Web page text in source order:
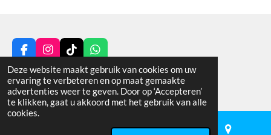
Deze website maakt gebruik van cookies om uw
ervaring te verbeteren en op maat gemaakte
advertenties weer te geven. Door op ‘Accepteren’
te klikken, gaat u akkoord met het gebruik van alle
cookies.
F
c
e
b
o
o
I
n
s
t
a
g
T
k
T
o
k
W
a
t
s
A
© 2025 - 2026 VAN DE POL HENGELSPORT
Powered by JouwWeb